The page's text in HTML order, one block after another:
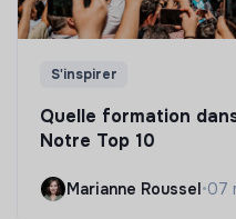
S'inspirer
Quelle formation
Notre Top 10
Marianne Roussel•07